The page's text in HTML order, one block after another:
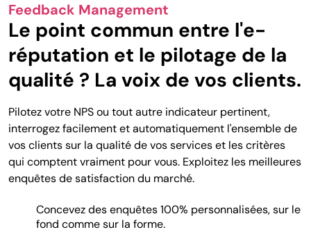
Feedback Management
Le point commun entre l'e-
réputation et le pilotage de la
qualité ? La voix de vos clients.
Pilotez votre NPS ou tout autre indicateur pertinent,
interrogez facilement et automatiquement l'ensemble de
vos clients sur la qualité de vos services et les critères
qui comptent vraiment pour vous. Exploitez les meilleures
enquêtes de satisfaction du marché.
Concevez des enquêtes 100% personnalisées, sur le
fond comme sur la forme.